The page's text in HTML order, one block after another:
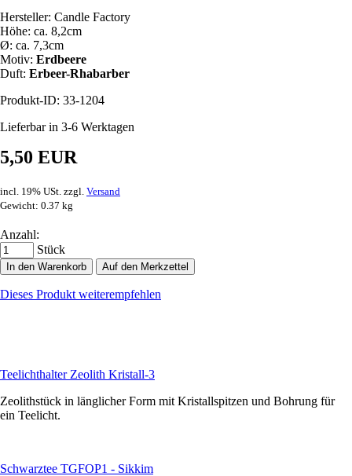
Hersteller: Candle Factory
Höhe: ca. 8,2cm
Ø: ca. 7,3cm
Motiv: Erdbeere
Duft: Erbeer-Rhabarber
Produkt-ID: 33-1204
Lieferbar in 3-6 Werktagen
5,50 EUR
incl. 19% USt. zzgl. Versand
Gewicht: 0.37 kg
Anzahl:
Stück
In den Warenkorb Auf den Merkzettel
Dieses Produkt weiterempfehlen
Teelichthalter Zeolith Kristall-3
Zeolithstück in länglicher Form mit Kristallspitzen und Bohrung für
ein Teelicht.
Schwarztee TGFOP1 - Sikkim